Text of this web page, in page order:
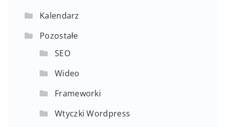
Kalendarz
Pozostałe
SEO
Wideo
Frameworki
Wtyczki Wordpress